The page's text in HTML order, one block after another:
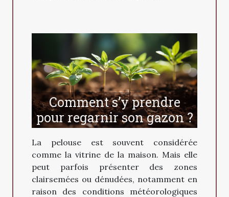
Comment s’y prendre
pour regarnir son gazon ?
La pelouse est souvent considérée
comme la vitrine de la maison. Mais elle
peut parfois présenter des zones
clairsemées ou dénudées, notamment en
raison des conditions météorologiques